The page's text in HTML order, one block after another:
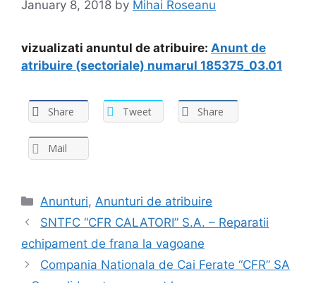
January 8, 2018 by Mihai Roseanu
vizualizati anuntul de atribuire: Anunt de
atribuire (sectoriale) numarul 185375_03.01
Share Tweet Share
Mail
Anunturi,Anunturi de atribuire
SNTFC “CFR CALATORI” S.A. – Reparatii
echipament de frana la vagoane
Compania Nationala de Cai Ferate “CFR” SA